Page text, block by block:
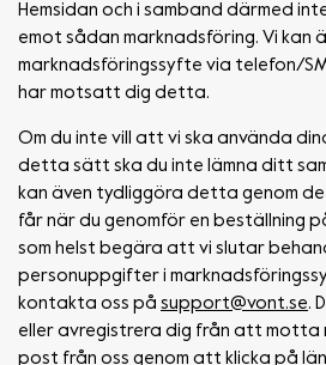
Hemsidan och i samband därmed
emot sådan marknadsföring. Vi kan
marknadsföringssyfte via telefon/
har motsatt dig detta.
Om du inte vill att vi ska använda
detta sätt ska du inte lämna ditt
kan även tydliggöra detta genom
får när du genomför en beställning
som helst begära att vi slutar
personuppgifter i
kontakta oss på support@vont.se.
eller avregistrera dig från att motta
post från oss genom att klicka på